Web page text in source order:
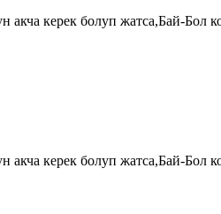
акча керек болуп жатса,Бай-
акча керек болуп жатса,Бай-